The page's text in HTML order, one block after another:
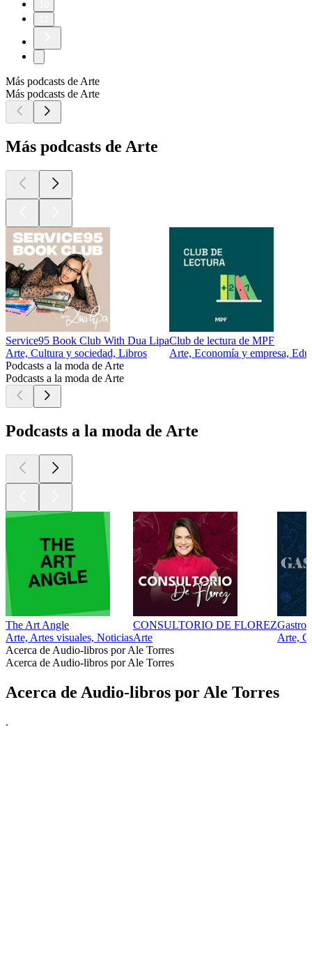
Más podcasts de Arte
Más podcasts de Arte
Más podcasts de Arte
Service95 Book Club With Dua Lipa
Arte, Cultura y sociedad, Libros
Club de lectura de MPF
Arte, Economía y empresa,
Podcasts a la moda de Arte
Podcasts a la moda de Arte
Podcasts a la moda de Arte
The Art Angle
Arte, Artes visuales, Noticias
CONSULTORIO DE FLOREZ
Arte
Arte,
Acerca de Audio-libros por Ale Torres
Acerca de Audio-libros por Ale Torres
Acerca de Audio-libros por Ale Torres
.